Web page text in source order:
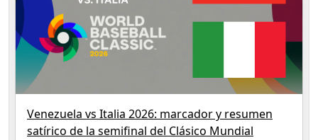
Venezuela vs Italia 2026: marcador y resumen
satírico de la semifinal del Clásico Mundial